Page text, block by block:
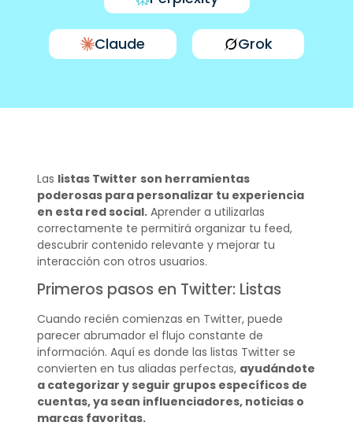
Claude Grok
Las listas Twitter son herramientas
poderosas para personalizar tu experiencia
en esta red social.Aprender a utilizarlas
correctamente te permitirá organizar tu feed,
descubrir contenido relevante y mejorar tu
interacción con otros usuarios.
Primeros pasos en Twitter: Listas
Cuando recién comienzas en Twitter, puede
parecer abrumador el flujo constante de
información. Aquí es donde las listas Twitter se
convierten en tus aliadas perfectas, ayudándote
a categorizar y seguir grupos específicos de
cuentas, ya sean influenciadores, noticias o
marcas favoritas.